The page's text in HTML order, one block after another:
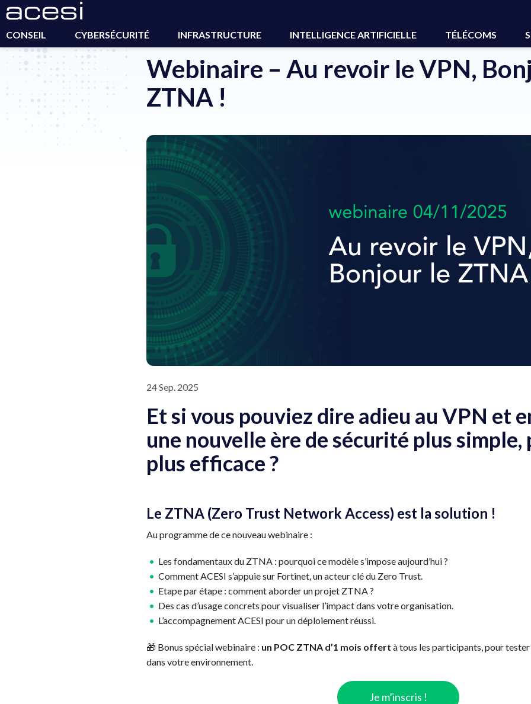
CONSEIL CYBERSÉCURITÉ INFRASTRUCTURE INTELLIGENCE ARTIFICIELLE TÉLÉCOMS
Accueil>Actualités
Webinaire – Au revoir le VPN,
ZTNA !
24 Sep. 2025
Et si vous pouviez dire adieu au VPN et
une nouvelle ère de sécurité plus
plus efficace ?
Le ZTNA (Zero Trust Network Access) est la solution !
Au programme de ce nouveau webinaire :
Les fondamentaux du ZTNA : pourquoi ce modèle s’impose aujourd’hui ?
Comment ACESI s’appuie sur Fortinet, un acteur clé du Zero Trust.
Etape par étape : comment aborder un projet ZTNA ?
Des cas d’usage concrets pour visualiser l’impact dans votre organisation.
L’accompagnement ACESI pour un déploiement réussi.
🎁 Bonus spécial webinaire : un POC ZTNA d’1 mois offert à tous les participants, pour
dans votre environnement.
Je m’inscris !